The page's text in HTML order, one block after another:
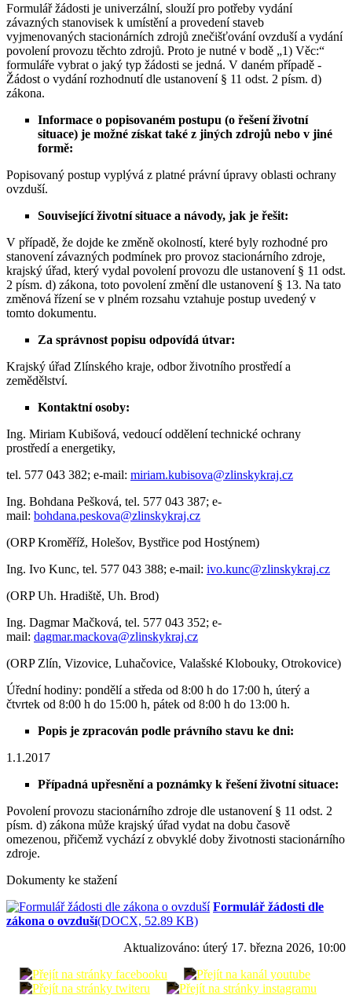
Formulář žádosti je univerzální, slouží pro potřeby vydání
závazných stanovisek k umístění a provedení staveb
vyjmenovaných stacionárních zdrojů znečišťování ovzduší a vydání
povolení provozu těchto zdrojů. Proto je nutné v bodě „1) Věc:“
formuláře vybrat o jaký typ žádosti se jedná. V daném případě -
Žádost o vydání rozhodnutí dle ustanovení § 11 odst. 2 písm. d)
zákona.
Informace o popisovaném postupu (o řešení životní
situace) je možné získat také z jiných zdrojů nebo v jiné
formě:
Popisovaný postup vyplývá z platné právní úpravy oblasti ochrany
ovzduší.
Související životní situace a návody, jak je řešit:
V případě, že dojde ke změně okolností, které byly rozhodné pro
stanovení závazných podmínek pro provoz stacionárního zdroje,
krajský úřad, který vydal povolení provozu dle ustanovení § 11 odst.
2 písm. d) zákona, toto povolení změní dle ustanovení § 13. Na tato
změnová řízení se v plném rozsahu vztahuje postup uvedený v
tomto dokumentu.
Za správnost popisu odpovídá útvar:
Krajský úřad Zlínského kraje, odbor životního prostředí a
zemědělství.
Kontaktní osoby:
Ing. Miriam Kubišová, vedoucí oddělení technické ochrany
prostředí a energetiky,
tel. 577 043 382; e-mail: miriam.kubisova@zlinskykraj.cz
Ing. Bohdana Pešková, tel. 577 043 387; e-
mail: bohdana.peskova@zlinskykraj.cz
(ORP Kroměříž, Holešov, Bystřice pod Hostýnem)
Ing. Ivo Kunc, tel. 577 043 388; e-mail: ivo.kunc@zlinskykraj.cz
(ORP Uh. Hradiště, Uh. Brod)
Ing. Dagmar Mačková, tel. 577 043 352; e-
mail: dagmar.mackova@zlinskykraj.cz
(ORP Zlín, Vizovice, Luhačovice, Valašské Klobouky, Otrokovice)
Úřední hodiny: pondělí a středa od 8:00 h do 17:00 h, úterý a
čtvrtek od 8:00 h do 15:00 h, pátek od 8:00 h do 13:00 h.
Popis je zpracován podle právního stavu ke dni:
1.1.2017
Případná upřesnění a poznámky k řešení životní situace:
Povolení provozu stacionárního zdroje dle ustanovení § 11 odst. 2
písm. d) zákona může krajský úřad vydat na dobu časově
omezenou, přičemž vychází z obvyklé doby životnosti stacionárního
zdroje.
Dokumenty ke stažení
Formulář žádosti dle
zákona o ovzduší(DOCX, 52.89 KB)
Aktualizováno: úterý 17. března 2026, 10:00